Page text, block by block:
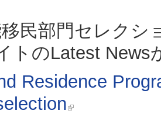
民部門セレクシ
トのLatest
Residence